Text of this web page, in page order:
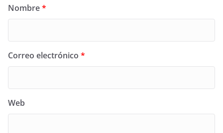
Nombre*
Correo electrónico *
Web